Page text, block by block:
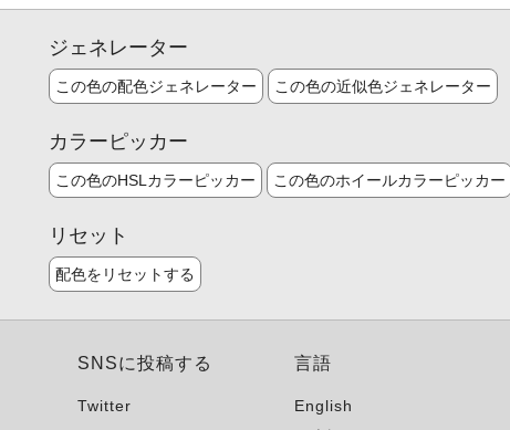
ジェネレーター
この色の配色ジェネレーター この色の近似色ジェネレーター
カラーピッカー
この色のHSLカラーピッカー この色のホイールカラーピッカー
リセット
配色をリセットする
SNSに投稿する
Twitter
言語
English